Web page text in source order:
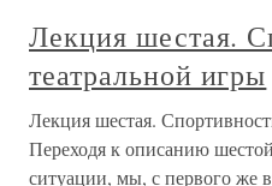
Лекция шестая.
театральной игры
Лекция шестая.
Переходя к описанию
ситуации, мы, с первого же